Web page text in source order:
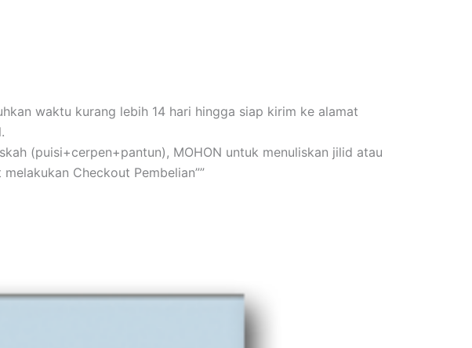
waktu kurang lebih 14 hari hingga siap kirim ke alamat
(puisi+cerpen+pantun), MOHON untuk menuliskan jilid atau
Checkout Pembelian””